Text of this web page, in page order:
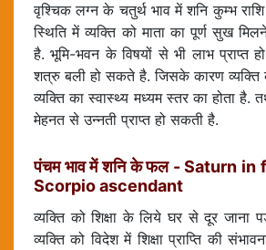
वृश्चिक लग्न के चतुर्थ भाव में शनि कुम्भ
स्थिति में व्यक्ति को माता का पूर्ण सुख
है. भूमि-भवन के विषयों से भी लाभ प्राप्त
शत्रु बली हो सकते है. जिसके कारण व्यक्ति
व्यक्ति का स्वास्थ्य मध्यम स्तर का होता है.
मेहनत से उन्नती प्राप्त हो सकती है.
पंचम भाव में शनि के फल - Saturn
Scorpio ascendant
व्यक्ति को शिक्षा के लिये घर से दूर जाना
व्यक्ति को विदेश में शिक्षा प्राप्ति की